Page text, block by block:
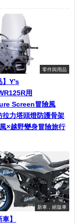
零件與用品
】Y’s
用
Screen冒險風
拉力塔頭燈防護骨架
×越野變身冒險旅行
新車．絕版車
車】